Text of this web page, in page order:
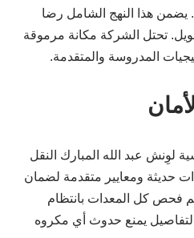
يضمن هذا النهج الشامل رضا
تحتل الشركة مكانة مرموقة
المدروسة والمتقدمة.
لوِنش عبد الله المبارك النقل
حديثة ومعايير متقدمة لضمان
فحص كل المعدات بانتظام
يمنع حدوث أي مكروه